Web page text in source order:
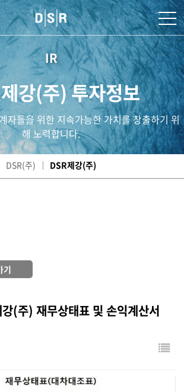
IR
강(주) 투자정보
자들을 위한 지속가능한 가치를 창출하기 위
해 노력합니다.
DSR(주) DSR제강(주)
기
(주) 재무상태표 및 손익계산서